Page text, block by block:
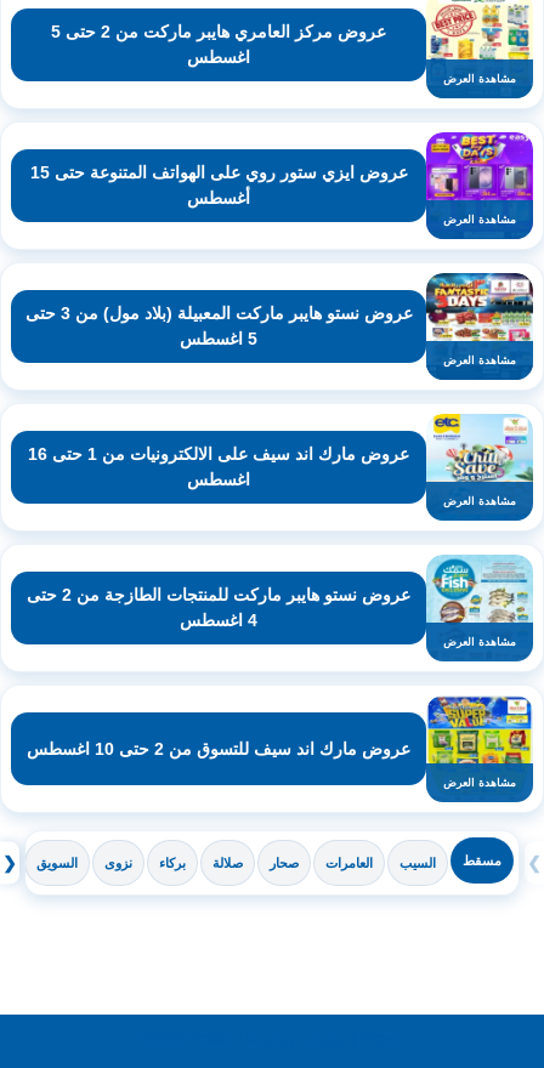
مشاهدة العرض
عروض مركز العامري هايبر ماركت من 2 حتى 5
اغسطس
مشاهدة العرض
عروض ايزي ستور روي على الهواتف المتنوعة حتى 15
أغسطس
مشاهدة العرض
عروض نستو هايبر ماركت المعبيلة (بلاد مول) من 3 حتى
5 اغسطس
مشاهدة العرض
عروض مارك اند سيف على الالكترونيات من 1 حتى 16
اغسطس
مشاهدة العرض
عروض نستو هايبر ماركت للمنتجات الطازجة من 2 حتى
4 اغسطس
مشاهدة العرض
عروض مارك اند سيف للتسوق من 2 حتى 10 اغسطس
❮ مسقط السيب العامرات صحار صلالة بركاء نزوى السويق ❯